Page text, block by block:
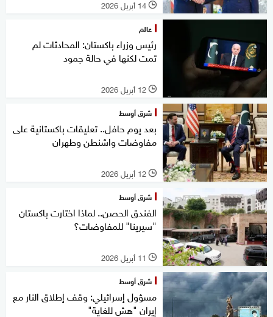
l 14 أبريل 2026
عالم
رئيس وزراء باكستان: المحادثات لم
تمت لكنها في حالة جمود
l 12 أبريل 2026
شرق أوسط
بعد يوم حافل.. تعليقات باكستانية على
مفاوضات واشنطن وطهران
l 12 أبريل 2026
شرق أوسط
الفندق الحصن.. لماذا اختارت باكستان
"سيرينا" للمفاوضات؟
l 11 أبريل 2026
شرق أوسط
مسؤول إسرائيلي: وقف إطلاق النار مع
إيران "هش للغاية"